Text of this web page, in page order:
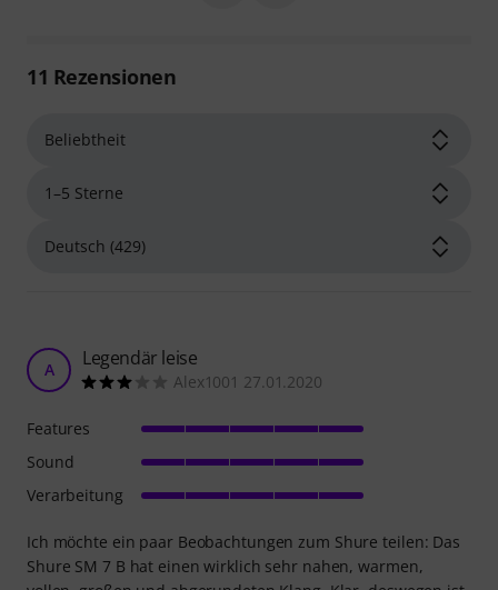
11 Rezensionen
A Legendär leise
Alex1001 27.01.2020
Ich möchte ein paar Beobachtungen zum Shure teilen: Das
Shure SM 7 B hat einen wirklich sehr nahen, warmen,
Features
Sound
Verarbeitung